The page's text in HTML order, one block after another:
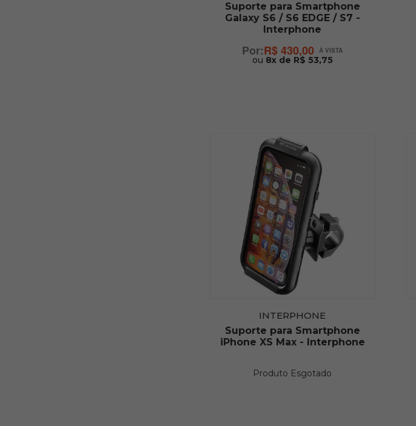
Suporte para Smartphone
Galaxy S6 / S6 EDGE / S7 -
Interphone
R$ 430,00
ou 8x de R$ 53,75
INTERPHONE
Suporte para Smartphone
iPhone XS Max - Interphone
Produto Esgotado